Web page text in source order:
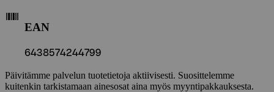
EAN
6438574244799
Päivitämme palvelun tuotetietoja aktiivisesti. Suosittelemme
kuitenkin tarkistamaan ainesosat aina myös myyntipakkauksesta.